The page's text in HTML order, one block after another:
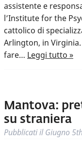
assistente e
l’Institute for the
cattolico di
Arlington, in
fare… Leggi tutto »
Mantova:
su straniera
Pubblicati ilGiugno